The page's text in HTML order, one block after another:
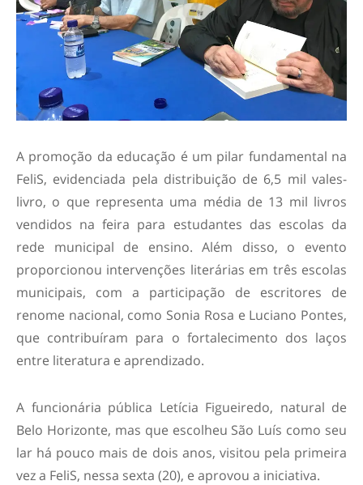
A promoção da educação é um pilar fundamental na
FeliS, evidenciada pela distribuição de 6,5 mil vales-
livro, o que representa uma média de 13 mil livros
vendidos na feira para estudantes das escolas da
rede municipal de ensino. Além disso, o evento
proporcionou intervenções literárias em três escolas
municipais, com a participação de escritores de
renome nacional, como Sonia Rosa e Luciano Pontes,
que contribuíram para o fortalecimento dos laços
entre literatura e aprendizado.
A funcionária pública Letícia Figueiredo, natural de
Belo Horizonte, mas que escolheu São Luís como seu
lar há pouco mais de dois anos, visitou pela primeira
vez a FeliS, nessa sexta (20), e aprovou a iniciativa.